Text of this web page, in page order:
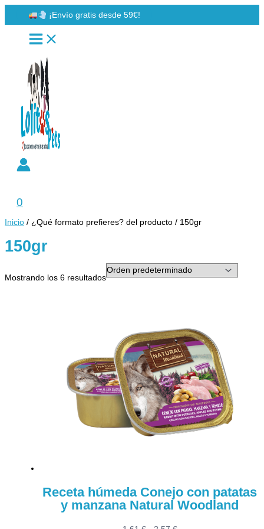
al
contenido
¡Envío gratis desde 59€!
0
Inicio / ¿Qué formato prefieres? del producto / 150gr
150gr
Mostrando los 6 resultados
Receta húmeda Conejo con patatas
y manzana Natural Woodland